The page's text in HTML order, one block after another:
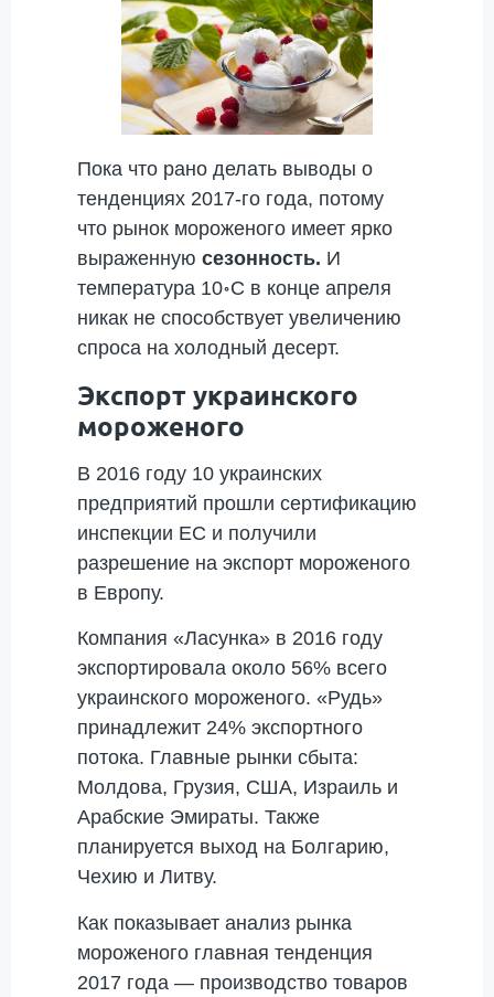
Пока что рано делать выводы о
тенденциях 2017-го года, потому
что рынок мороженого имеет ярко
выраженную сезонность. И
температура 10॰С в конце апреля
никак не способствует увеличению
спроса на холодный десерт.
Экспорт украинского
мороженого
В 2016 году 10 украинских
предприятий прошли сертификацию
инспекции ЕС и получили
разрешение на экспорт мороженого
в Европу.
Компания «Ласунка» в 2016 году
экспортировала около 56% всего
украинского мороженого. «Рудь»
принадлежит 24% экспортного
потока. Главные рынки сбыта:
Молдова, Грузия, США, Израиль и
Арабские Эмираты. Также
планируется выход на Болгарию,
Чехию и Литву.
Как показывает анализ рынка
мороженого главная тенденция
2017 года — производство товаров